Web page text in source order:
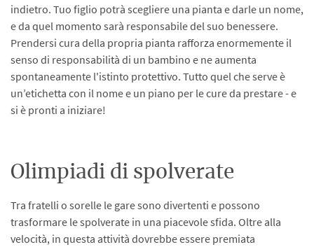
indietro. Tuo figlio potrà scegliere una pianta e darle un nome,
e da quel momento sarà responsabile del suo benessere.
Prendersi cura della propria pianta rafforza enormemente il
senso di responsabilità di un bambino e ne aumenta
spontaneamente l'istinto protettivo. Tutto quel che serve è
un’etichetta con il nome e un piano per le cure da prestare - e
si è pronti a iniziare!
Olimpiadi di spolverate
Tra fratelli o sorelle le gare sono divertenti e possono
trasformare le spolverate in una piacevole sfida. Oltre alla
velocità, in questa attività dovrebbe essere premiata